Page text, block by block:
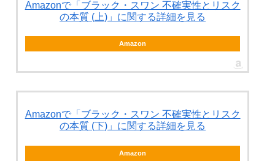
Amazonで「ブラック・スワン 不確実性とリスク
の本質 (上)」に関する詳細を見る
Amazon
Amazonで「ブラック・スワン 不確実性とリスク
の本質 (下)」に関する詳細を見る
Amazon